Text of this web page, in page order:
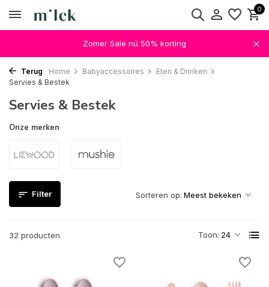
0
Zomer Sale nú 50% korting
Terug Home Babyaccessoires
Eten & Drinken
Servies & Bestek
Servies & Bestek
Onze merken
Filter
32 producten Toon:
Sorteren op: